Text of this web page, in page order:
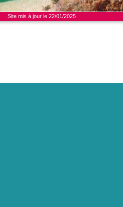
Site mis à jour le 22/01/2025